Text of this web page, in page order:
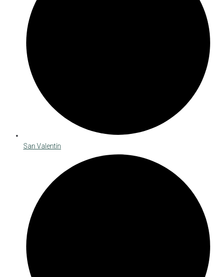
San Valentín